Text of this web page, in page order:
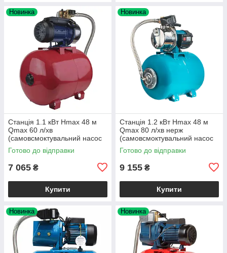
Новинка
Станція 1.1 кВт Hmax 48 м
Qmax 60 л/хв
(самовсмоктувальний насос
неірж) 50 л Україна Wetron
Готово до відправки
7 065 ₴
Купити
Новинка
Станція 1.2 кВт Hmax 48 м
Qmax 80 л/хв нерж
(самовсмоктувальний насос
нерж) 50 л Україна ТМ LEO
Готово до відправки
9 155 ₴
Купити
Новинка Новинка